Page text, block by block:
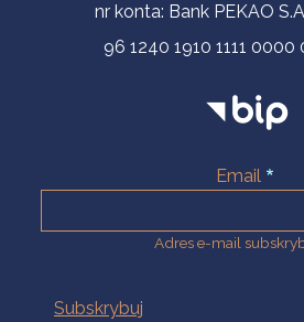
nr konta: Bank PEKAO
96 1240 1910 1111
Email
Adres e-mail